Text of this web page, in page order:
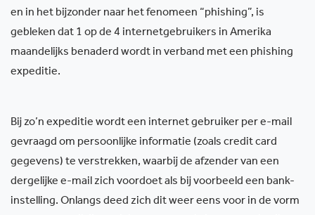
en in het bijzonder naar het fenomeen “phishing”, is
gebleken dat 1 op de 4 internetgebruikers in Amerika
maandelijks benaderd wordt in verband met een phishing
expeditie.
Bij zo’n expeditie wordt een internet gebruiker per e-mail
gevraagd om persoonlijke informatie (zoals credit card
gegevens) te verstrekken, waarbij de afzender van een
dergelijke e-mail zich voordoet als bij voorbeeld een bank-
instelling. Onlangs deed zich dit weer eens voor in de vorm